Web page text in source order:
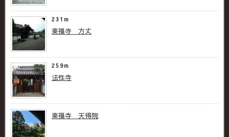
231m
東福寺 方丈
259m
法性寺
東福寺 天得院